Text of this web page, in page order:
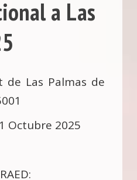
a Las
Las Palmas de
Octubre 2025